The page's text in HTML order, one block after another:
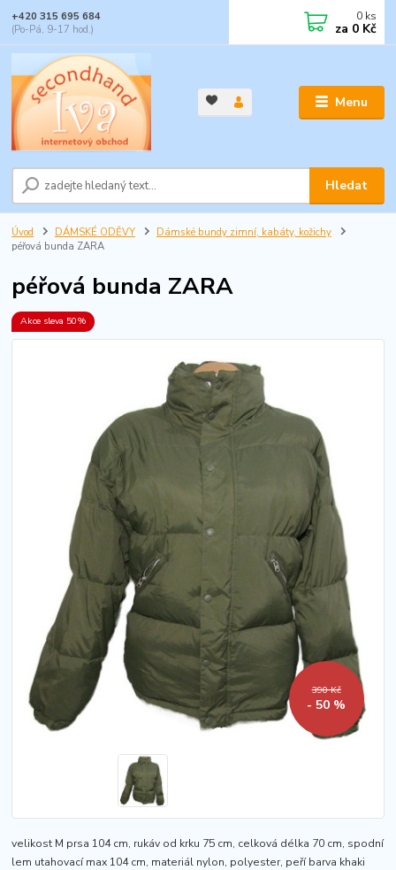
Menu
Hledat
+420 315 695 684
(Po-Pá, 9-17 hod.)
0 ks
za 0 Kč
Úvod DÁMSKÉ ODĚVY
Dámské bundy zimní, kabáty, kožichy
péřová bunda ZARA
péřová bunda ZARA
Akce sleva 50%
390 Kč
- 50 %
velikost M prsa 104 cm, rukáv od krku 75 cm, celková délka 70 cm, spodní
lem utahovací max 104 cm, materiál nylon, polyester, peří barva khaki